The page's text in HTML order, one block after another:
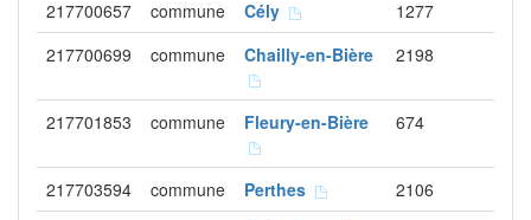
217700657 commune Cély
1277
217700699
commune Chailly-en-Bière 2198
217701853 commune Fleury-en-Bière 674
217703594 commune Perthes
2106